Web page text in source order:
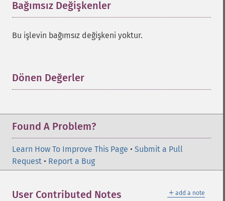
Bağımsız Değişkenler
Bu işlevin bağımsız değişkeni yoktur.
Dönen Değerler
Found A Problem?
Learn How To Improve This Page • Submit a Pull
Request • Report a Bug
＋ add a note
User Contributed Notes